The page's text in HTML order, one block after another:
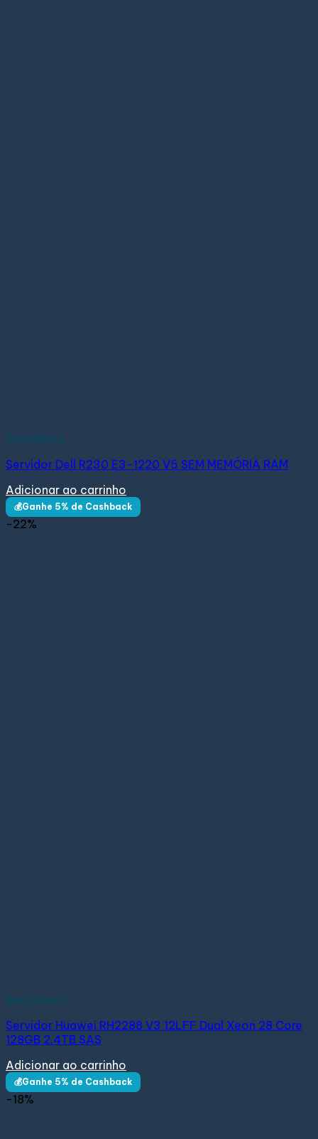
Servidores
Servidor Dell R230 E3-1220 V5 SEM MEMÓRIA RAM
Adicionar ao carrinho
💰Ganhe 5% de Cashback
-22%
Servidores
Servidor Huawei RH2288 V3 12LFF Dual Xeon 28 Core
128GB 2.4TB SAS
Adicionar ao carrinho
💰Ganhe 5% de Cashback
-18%